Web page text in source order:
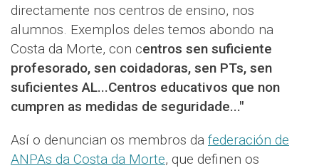
directamente nos centros de ensino, nos
alumnos. Exemplos deles temos abondo na
Costa da Morte, con centros sen suficiente
profesorado, sen coidadoras, sen PTs, sen
suficientes AL...Centros educativos que non
cumpren as medidas de seguridade..."
Así o denuncian os membros da federación de
ANPAs da Costa da Morte, que definen os